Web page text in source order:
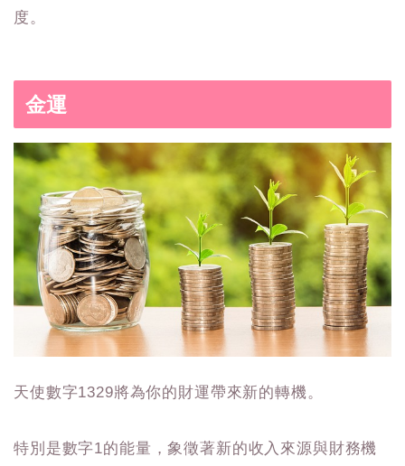
度。
金運
天使數字1329將為你的財運帶來新的轉機。
特別是數字1的能量，象徵著新的收入來源與財務機